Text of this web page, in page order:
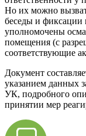
Но их можно
беседы и
уполномочены
помещения (с
соответствующие
Документ
указанием данных
УК, подробного
принятии мер